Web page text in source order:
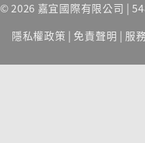
© 2026 嘉宜國際有限公司 |
隱私權政策 | 免責聲明 | 服